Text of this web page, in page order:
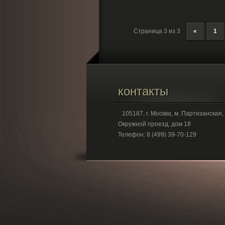
Страница 3 из 3 « 1
контакты
105187, г. Москва, м. Партизанская,
Окружной проезд, дом 18
Телефон: 8 (499) 39-70-129